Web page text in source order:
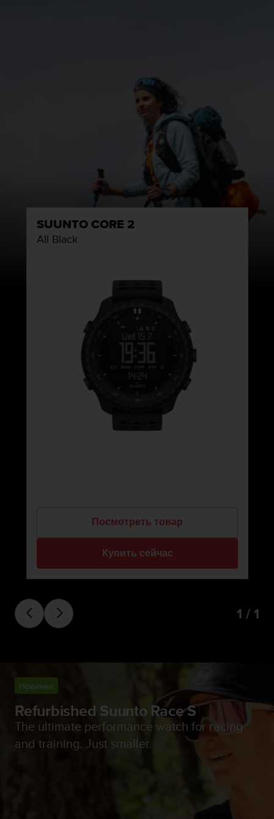
SUUNTO CORE 2
All Black
Посмотреть товар
Купить сейчас
1 / 1
Новинки
Refurbished Suunto Race S
The ultimate performance watch for racing
and training. Just smaller.